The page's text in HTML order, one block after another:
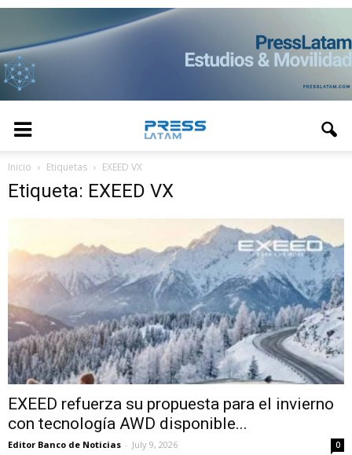
Inicio Etiquetas EXEED VX
Etiqueta: EXEED VX
EXEED refuerza su propuesta para el invierno
con tecnología AWD disponible...
Editor Banco de Noticias - July 9, 2026 0